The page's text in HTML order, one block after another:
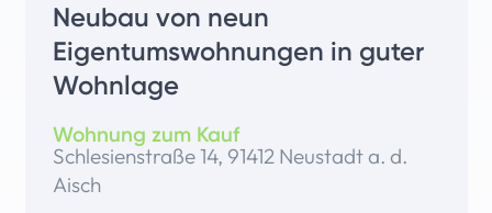
Neubau von neun
Eigentumswohnungen in guter
Wohnlage
Wohnung zum Kauf
Schlesienstraße 14, 91412 Neustadt a. d.
Aisch